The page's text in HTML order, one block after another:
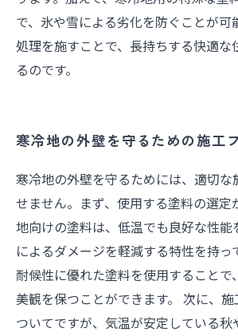
で、氷や雪による劣化を防ぐことが可
処理を施すことで、長持ちする快適な
るのです。
寒冷地の外壁を守るための施工
寒冷地の外壁を守るためには、適切な
せません。まず、使用する塗料の選定
地向けの塗料は、低温でも良好な性能
によるダメージを軽減する特性を持っ
耐候性に優れた塗料を使用することで
美観を保つことができます。 次に、
ついてですが、気温が安定している秋